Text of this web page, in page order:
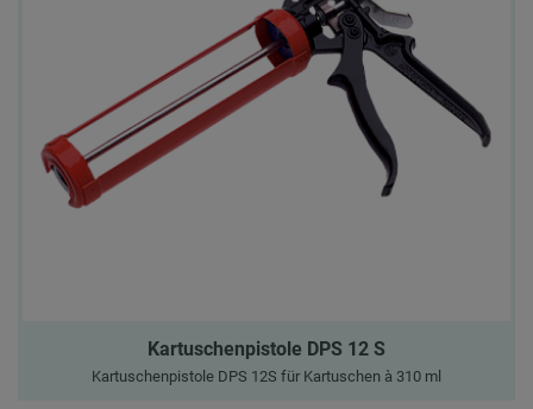
Kartuschenpistole DPS 12 S
Kartuschenpistole DPS 12S für Kartuschen à 310 ml